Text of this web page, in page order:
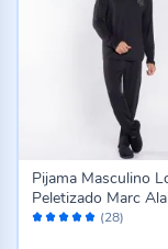
Avaliação: (28)
Pijama Masculino
Peletizado Marc